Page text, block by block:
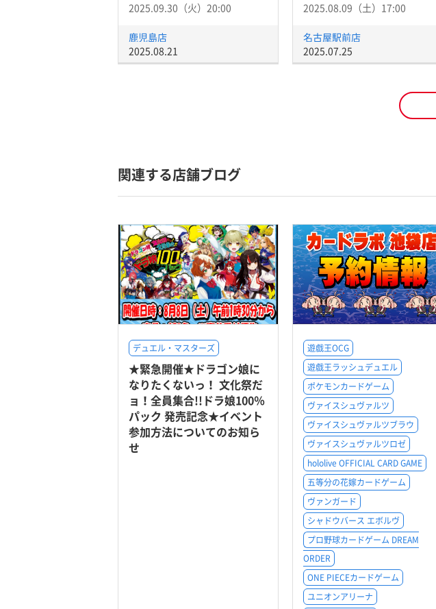
2025.09.30（火）20:00
鹿児島店
2025.08.21
2025.08.09（土）17:00
名古屋駅前店
2025.07.25
関連する店舗ブログ
デュエル・マスターズ
★緊急開催★ドラゴン娘に
なりたくないっ！ 文化祭だ
ョ！全員集合!!ドラ娘100％
パック 発売記念★イベント
参加方法についてのお知ら
せ
遊戯王OCG
遊戯王ラッシュデュエル
ポケモンカードゲーム
ヴァイスシュヴァルツ
ヴァイスシュヴァルツブラウ
ヴァイスシュヴァルツロゼ
hololive OFFICIAL CARD GAME
五等分の花嫁カードゲーム
ヴァンガード
シャドウバース エボルヴ
プロ野球カードゲーム DREAM
ORDER
ONE PIECEカードゲーム
ユニオンアリーナ